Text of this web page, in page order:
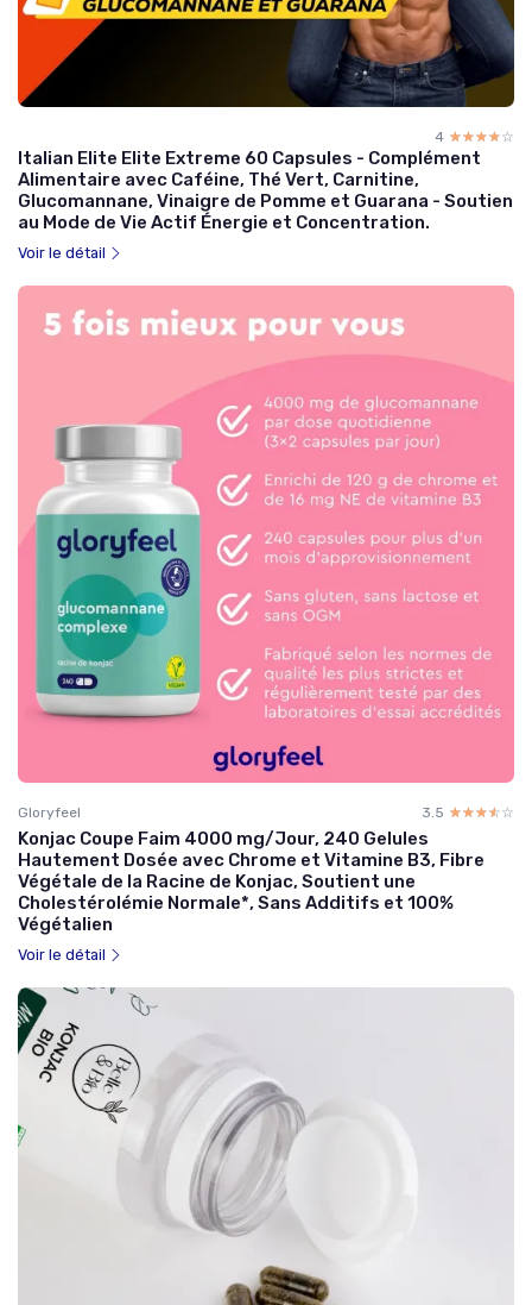
4 ☆☆☆☆☆
★★★★★
Italian Elite Elite Extreme 60 Capsules - Complément
Alimentaire avec Caféine, Thé Vert, Carnitine,
Glucomannane, Vinaigre de Pomme et Guarana - Soutien
au Mode de Vie Actif Énergie et Concentration.
Voir le détail
Gloryfeel 3.5 ☆☆☆☆☆
★★★★★
Konjac Coupe Faim 4000 mg/Jour, 240 Gelules
Hautement Dosée avec Chrome et Vitamine B3, Fibre
Végétale de la Racine de Konjac, Soutient une
Cholestérolémie Normale*, Sans Additifs et 100%
Végétalien
Voir le détail